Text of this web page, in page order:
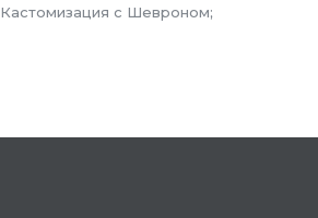
Кастомизация с Шевроном;